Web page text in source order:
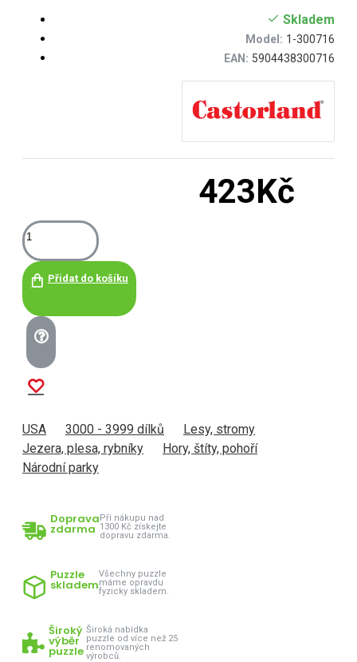
423Kč
Skladem
Model: 1-300716
EAN: 5904438300716
Přidat do košíku
USA 3000 - 3999 dílků
Lesy, stromy
Jezera, plesa, rybníky
Hory, štíty, pohoří
Národní parky
Doprava
zdarma
Při nákupu nad
1300 Kč získejte
dopravu zdarma.
Puzzle
skladem
Všechny puzzle
máme opravdu
fyzicky skladem.
Široký
výběr
puzzle
Široká nabídka
puzzle od více než 25
renomovaných
výrobců.